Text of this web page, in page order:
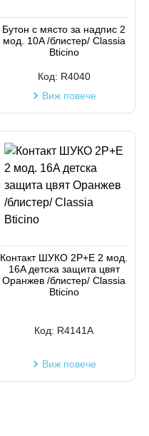
Бутон с място за надпис 2
мод. 10A /блистер/ Classia
Bticino
Код: R4040
Виж повече
Контакт ШУКО 2P+E 2 мод.
16A детска защита цвят
Оранжев /блистер/ Classia
Bticino
Код: R4141A
Виж повече